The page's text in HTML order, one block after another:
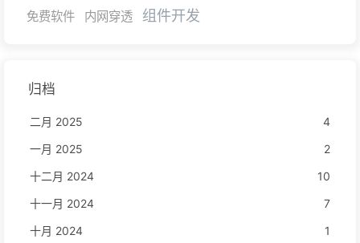
免费软件
内网穿透 组件开发
归档
二月 2025
4
一月 2025
2
十二月 2024
10
十一月 2024
7
十月 2024
1